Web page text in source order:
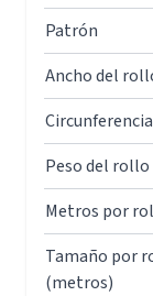
Patrón
Ancho del
Peso del rollo
Metros por
Tamaño por
(metros)